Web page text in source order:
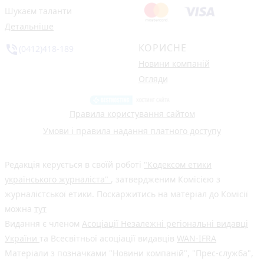
Шукаєм таланти
Детальніше
КОРИСНЕ
Новини компаній
Огляди
Правила користування сайтом
Умови і правила надання платного доступу
Редакція керується в своїй роботі "Кодексом етики
українського журналіста" , затвердженим Комісією з
журналістської етики. Поскаржитись на матеріал до Комісії
можна тут
Видання є членом Асоціації Незалежні регіональні видавці
України та Всесвітньої асоціації видавців WAN-IFRA
Матеріали з позначками "Новини компаній", "Прес-служба",